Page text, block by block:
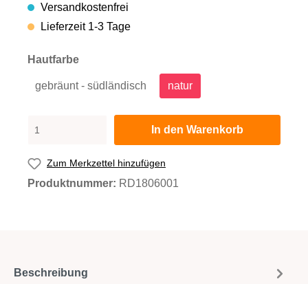
Versandkostenfrei
Lieferzeit 1-3 Tage
Hautfarbe
gebräunt - südländisch natur
In den Warenkorb
Zum Merkzettel hinzufügen
Produktnummer: RD1806001
Beschreibung